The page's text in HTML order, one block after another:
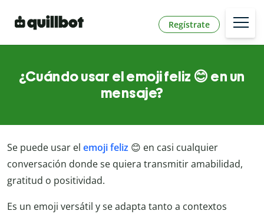
Regístrate
¿Cuándo usar el emoji feliz 😊 en un
mensaje?
Se puede usar el emoji feliz 😊 en casi cualquier
conversación donde se quiera transmitir amabilidad,
gratitud o positividad.
Es un emoji versátil y se adapta tanto a contextos